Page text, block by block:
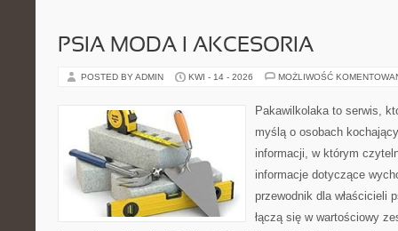
PSIA MODA I AKCESORIA
POSTED BY ADMIN KWI - 14 - 2026 MOŻLIWOŚĆ
Pakawilkolaka to serwis,
myślą o osobach
informacji, w którym
informacje dotyczące
przewodnik dla właścicieli
łączą się w wartościowy